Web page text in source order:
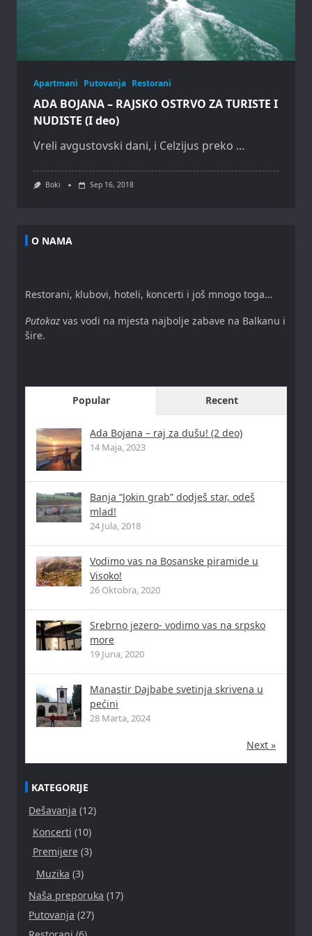
Apartmani Putovanja Restorani
ADA BOJANA – RAJSKO OSTRVO ZA TURISTE I
NUDISTE (I deo)
Vreli avgustovski dani, i Celzijus preko ...
Boki Sep 16, 2018
O NAMA
Restorani, klubovi, hoteli, koncerti i još mnogo toga…
Putokaz vas vodi na mjesta najbolje zabave na Balkanu i
šire.
Popular Recent
Ada Bojana – raj za dušu! (2 deo)
14 Maja, 2023
Banja “Jokin grab” dodješ star, odeš
mlad!
24 Jula, 2018
Vodimo vas na Bosanske piramide u
Visoko!
26 Oktobra, 2020
Srebrno jezero- vodimo vas na srpsko
more
19 Juna, 2020
Manastir Dajbabe svetinja skrivena u
pećini
28 Marta, 2024
Next »
KATEGORIJE
Dešavanja (12)
Koncerti (10)
Premijere(3)
Muzika (3)
Naša preporuka (17)
Putovanja (27)